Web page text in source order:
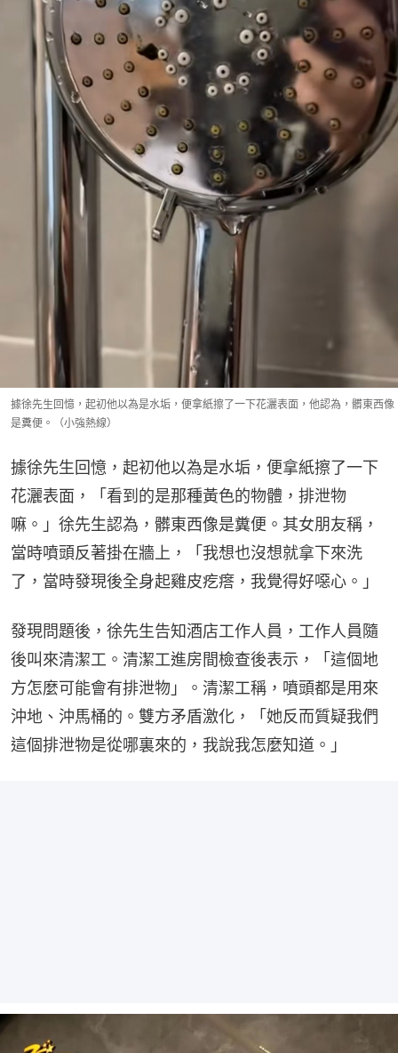
據徐先生回憶，起初他以為是水垢，便拿紙擦了一下花灑表面，他認為，髒東西像
是糞便。（小強熱線）
據徐先生回憶，起初他以為是水垢，便拿紙擦了一下
花灑表面，「看到的是那種黃色的物體，排泄物
嘛。」徐先生認為，髒東西像是糞便。其女朋友稱，
當時噴頭反著掛在牆上，「我想也沒想就拿下來洗
了，當時發現後全身起雞皮疙瘩，我覺得好噁心。」
發現問題後，徐先生告知酒店工作人員，工作人員隨
後叫來清潔工。清潔工進房間檢查後表示，「這個地
方怎麼可能會有排泄物」。清潔工稱，噴頭都是用來
沖地、沖馬桶的。雙方矛盾激化，「她反而質疑我們
這個排泄物是從哪裏來的，我說我怎麼知道。」